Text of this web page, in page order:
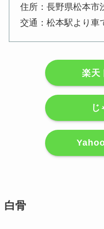
住所：長野県松本市
交通：松本駅より車
楽天
じ
白骨